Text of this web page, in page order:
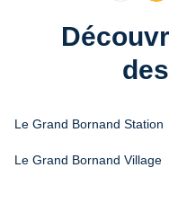
Le Grand Bornand Station
Le Grand Bornand Village